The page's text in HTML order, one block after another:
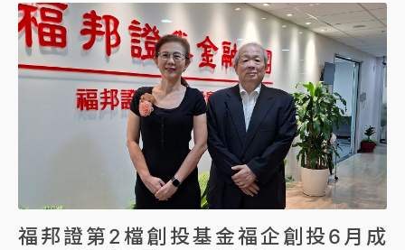
福邦證第2檔創投基金福企創投6月成